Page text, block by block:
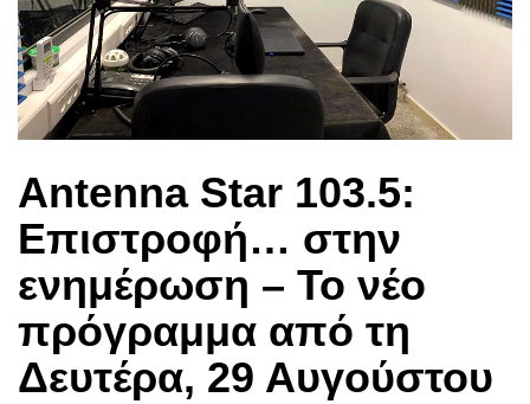
Antenna Star 103.5:
Επιστροφή… στην
ενημέρωση – Το νέο
πρόγραμμα από τη
Δευτέρα, 29 Αυγούστου